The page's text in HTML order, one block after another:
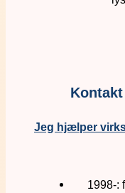
Jeg hjælper
1998-: